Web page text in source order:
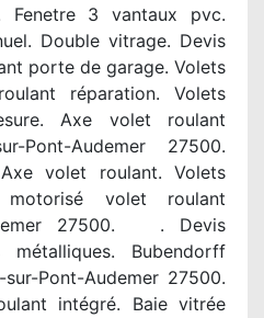
Fenetre 3 vantaux pvc.
Double vitrage. Devis
porte de garage. Volets
réparation. Volets
Axe volet roulant
Pont-Audemer 27500.
volet roulant. Volets
volet roulant
27500. . Devis
Bubendorff
Pont-Audemer 27500.
intégré. Baie vitrée